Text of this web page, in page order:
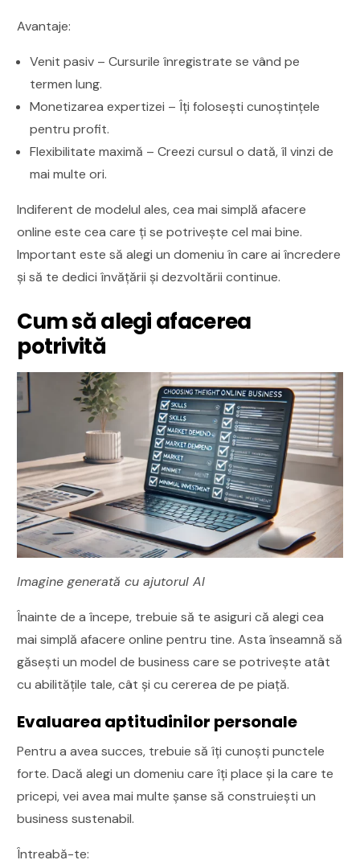
Avantaje:
Venit pasiv – Cursurile înregistrate se vând pe
termen lung.
Monetizarea expertizei – Îți folosești cunoștințele
pentru profit.
Flexibilitate maximă – Creezi cursul o dată, îl vinzi de
mai multe ori.
Indiferent de modelul ales, cea mai simplă afacere
online este cea care ți se potrivește cel mai bine.
Important este să alegi un domeniu în care ai încredere
și să te dedici învățării și dezvoltării continue.
Cum să alegi afacerea
potrivită
Imagine generată cu ajutorul AI
Înainte de a începe, trebuie să te asiguri că alegi cea
mai simplă afacere online pentru tine. Asta înseamnă să
găsești un model de business care se potrivește atât
cu abilitățile tale, cât și cu cererea de pe piață.
Evaluarea aptitudinilor personale
Pentru a avea succes, trebuie să îți cunoști punctele
forte. Dacă alegi un domeniu care îți place și la care te
pricepi, vei avea mai multe șanse să construiești un
business sustenabil.
Întreabă-te: